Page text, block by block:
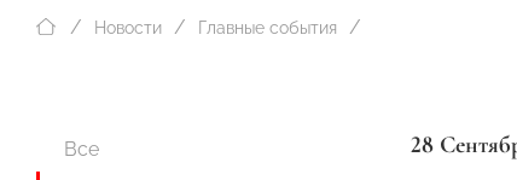
Новости Главные события
Все
28